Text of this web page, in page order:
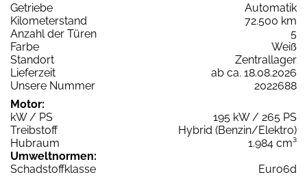
Getriebe
Automatik
Kilometerstand
72.500 km
Anzahl der Türen
5
Farbe
Weiß
Standort
Zentrallager
Lieferzeit
ab ca. 18.08.2026
Unsere Nummer
2022688
Motor:
kW / PS
195 kW / 265 PS
Treibstoff
Hybrid (Benzin/Elektro)
Hubraum
1.984 cm³
Umweltnormen:
Schadstoffklasse
Euro6d